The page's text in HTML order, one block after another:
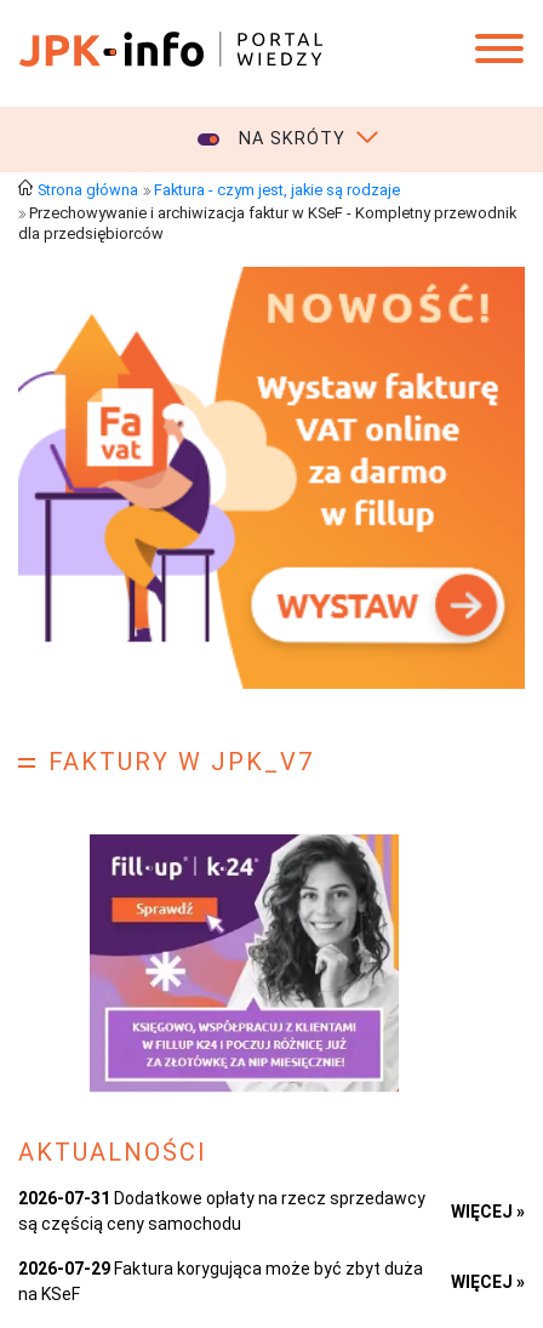
NA SKRÓTY
Strona główna
Faktura - czym jest, jakie są rodzaje
Przechowywanie i archiwizacja faktur w KSeF - Kompletny przewodnik
dla przedsiębiorców
FAKTURY W JPK_V7
AKTUALNOŚCI
2026-07-31 Dodatkowe opłaty na rzecz sprzedawcy
są częścią ceny samochodu
WIĘCEJ »
2026-07-29 Faktura korygująca może być zbyt duża
na KSeF
WIĘCEJ »